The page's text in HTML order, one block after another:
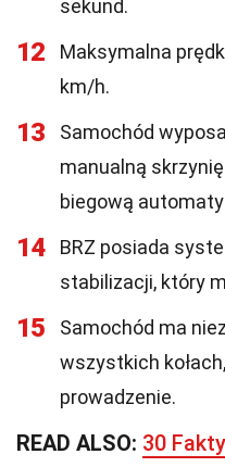
sekund.
12
Maksymalna
km/h.
13
Samochód
manualną
biegową
14
BRZ posiada
stabilizacji, który
15
Samochód ma
wszystkich
prowadzenie.
READ ALSO: 30